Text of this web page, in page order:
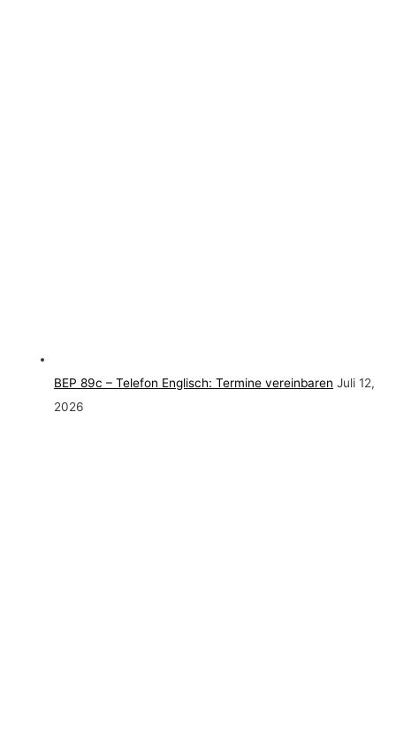
BEP 89c – Telefon Englisch: Termine vereinbaren Juli 12,
2026